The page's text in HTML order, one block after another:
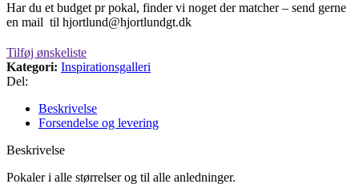
Har du et budget pr pokal, finder vi noget der matcher – send gerne
en mail til hjortlund@hjortlundgt.dk
Tilføj ønskeliste
Kategori: Inspirationsgalleri
Del:
Beskrivelse
Forsendelse og levering
Beskrivelse
Pokaler i alle størrelser og til alle anledninger.